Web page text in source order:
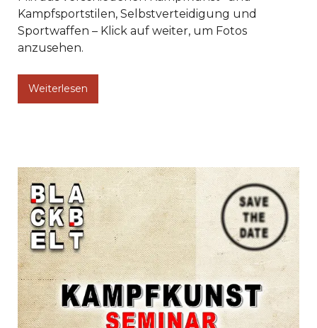
Kampfsportstilen, Selbstverteidigung und
Sportwaffen – Klick auf weiter, um Fotos
anzusehen.
Weiterlesen